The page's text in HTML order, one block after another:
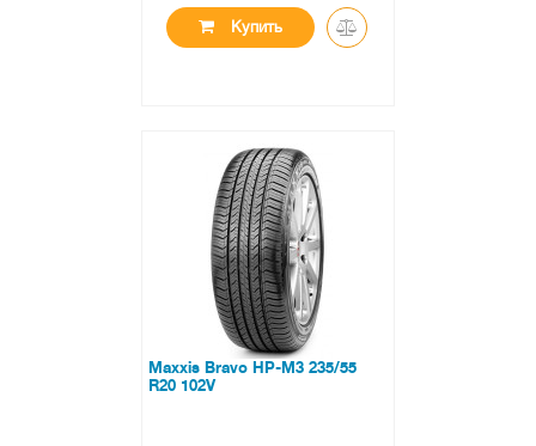
Купить
нет в наличии
0 отзывов
Maxxis Bravo HP-M3 235/55
R20 102V